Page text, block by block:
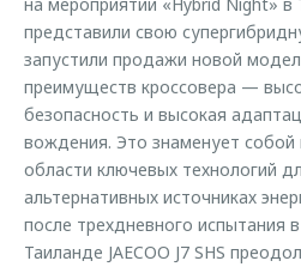
представили свою
запустили продажи новой
преимуществ кроссовера —
безопасность и высокая
вождения. Это знаменует
области ключевых технологий
альтернативных источниках
после трехдневного испытания
Таиланде JAECOO J7 SHS